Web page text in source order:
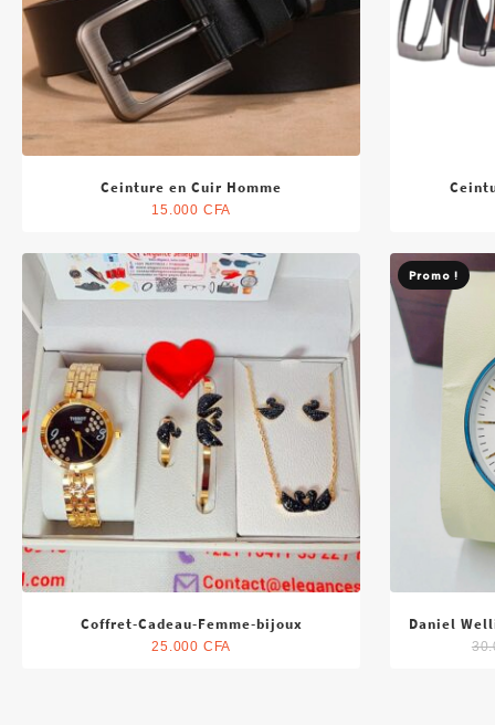
Ceinture en Cuir Homme
15.000 CFA
Coffret-Cadeau-Femme-bijoux
25.000 CFA
Promo !
Daniel